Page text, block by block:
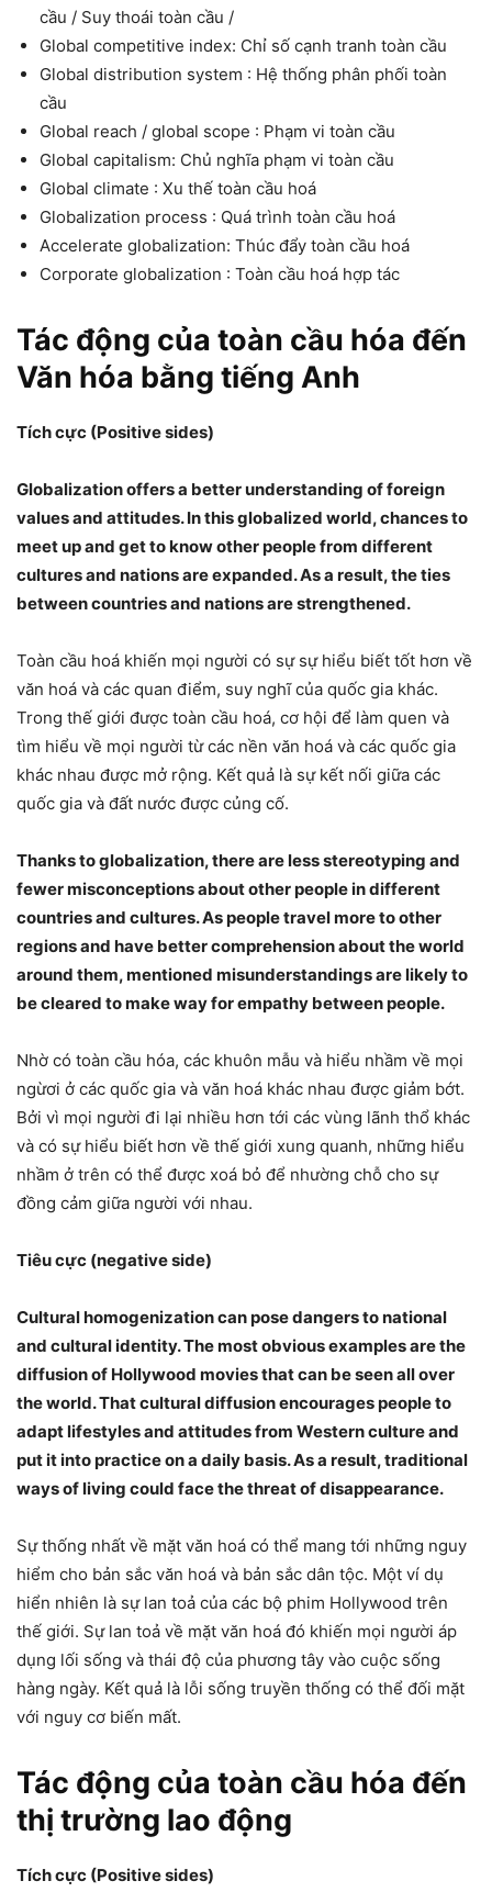
cầu / Suy thoái toàn cầu /
Global competitive index: Chỉ số cạnh tranh toàn cầu
Global distribution system : Hệ thống phân phối toàn
cầu
Global reach / global scope : Phạm vi toàn cầu
Global capitalism: Chủ nghĩa phạm vi toàn cầu
Global climate : Xu thế toàn cầu hoá
Globalization process : Quá trình toàn cầu hoá
Accelerate globalization: Thúc đẩy toàn cầu hoá
Corporate globalization : Toàn cầu hoá hợp tác
Tác động của toàn cầu hóa đến
Văn hóa bằng tiếng Anh
Tích cực (Positive sides)
Globalization offers a better understanding of foreign
values and attitudes. In this globalized world, chances to
meet up and get to know other people from different
cultures and nations are expanded. As a result, the ties
between countries and nations are strengthened.
Toàn cầu hoá khiến mọi người có sự sự hiểu biết tốt hơn về
văn hoá và các quan điểm, suy nghĩ của quốc gia khác.
Trong thế giới được toàn cầu hoá, cơ hội để làm quen và
tìm hiểu về mọi người từ các nền văn hoá và các quốc gia
khác nhau được mở rộng. Kết quả là sự kết nối giữa các
quốc gia và đất nước được củng cố.
Thanks to globalization, there are less stereotyping and
fewer misconceptions about other people in different
countries and cultures. As people travel more to other
regions and have better comprehension about the world
around them, mentioned misunderstandings are likely to
be cleared to make way for empathy between people.
Nhờ có toàn cầu hóa, các khuôn mẫu và hiểu nhầm về mọi
ngừơi ở các quốc gia và văn hoá khác nhau được giảm bớt.
Bởi vì mọi người đi lại nhiều hơn tới các vùng lãnh thổ khác
và có sự hiểu biết hơn về thế giới xung quanh, những hiểu
nhầm ở trên có thể được xoá bỏ để nhường chỗ cho sự
đồng cảm giữa người với nhau.
Tiêu cực (negative side)
Cultural homogenization can pose dangers to national
and cultural identity. The most obvious examples are the
diffusion of Hollywood movies that can be seen all over
the world. That cultural diffusion encourages people to
adapt lifestyles and attitudes from Western culture and
put it into practice on a daily basis. As a result, traditional
ways of living could face the threat of disappearance.
Sự thống nhất về mặt văn hoá có thể mang tới những nguy
hiểm cho bản sắc văn hoá và bản sắc dân tộc. Một ví dụ
hiển nhiên là sự lan toả của các bộ phim Hollywood trên
thế giới. Sự lan toả về mặt văn hoá đó khiến mọi người áp
dụng lối sống và thái độ của phương tây vào cuộc sống
hàng ngày. Kết quả là lỗi sống truyền thống có thể đối mặt
với nguy cơ biến mất.
Tác động của toàn cầu hóa đến
thị trường lao động
Tích cực (Positive sides)